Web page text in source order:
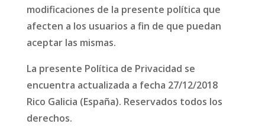
modificaciones de la presente política que
afecten a los usuarios a fin de que puedan
aceptar las mismas.
La presente Política de Privacidad se
encuentra actualizada a fecha 27/12/2018
Rico Galicia (España). Reservados todos los
derechos.